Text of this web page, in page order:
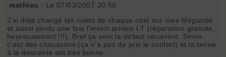
mathieu - Le 07/03/2007 20:50
J'ai déjà changé les rivets de chaque côté sur mes Mégaride
et aussi perdu une fois l'insert arrière LT (réparation gratuite,
heureusement !!!). Bref ça sent le défaut récurrent. Sinon
c'est des chaussons (ça n'a pas de prix le confort) et la tenue
à la descente est très bonne.